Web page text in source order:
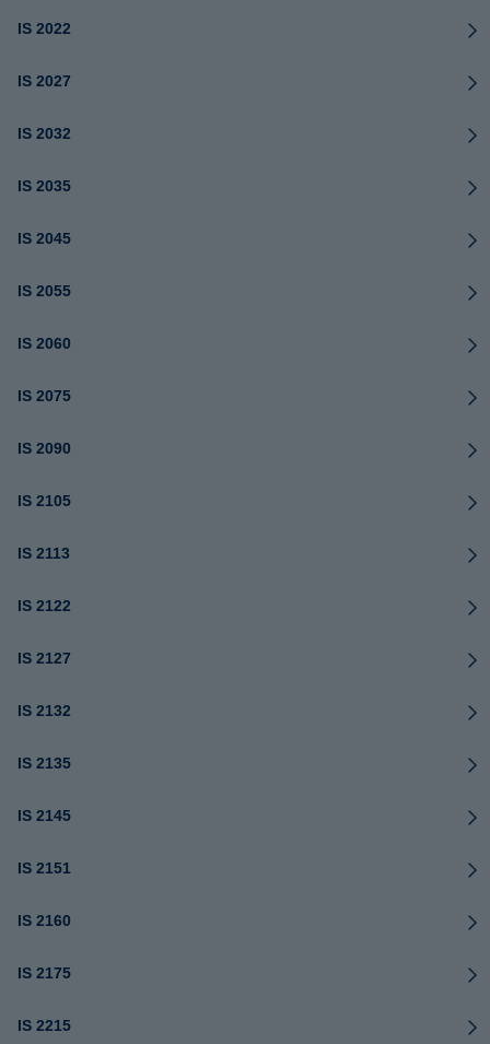
IS 2022
IS 2027
IS 2032
IS 2035
IS 2045
IS 2055
IS 2060
IS 2075
IS 2090
IS 2105
IS 2113
IS 2122
IS 2127
IS 2132
IS 2135
IS 2145
IS 2151
IS 2160
IS 2175
IS 2215